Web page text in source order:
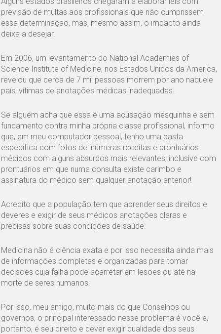
previsão de multas aos profissionais que não cumprissem
essa determinação, mas, mesmo assim, o impacto ainda
deixa a desejar.
Em 2006, um levantamento do National Academies of
Science Institute of Medicine, nos Estados Unidos da America,
revelou que cerca de 7 mil pessoas morrem por ano naquele
país, vítimas de anotações médicas inadequadas.
Se alguém acha que essa é uma acusação mesquinha e sem
fundamento contra minha própria classe profissional, informo
que, em meu computador pessoal, tenho uma pasta
específica com fotos de inúmeras receitas e prontuários
médicos com alguns absurdos mais relevantes, inclusive com
prontuários em que numa consulta existe carimbo e
assinatura do médico sem qualquer anotação anterior!
Acredito que a população tem que aprender seus direitos e
deveres e exigir de seus médicos anotações claras e
precisas sobre suas condições de saúde.
Medicina não é ciência exata e por isso necessita ainda mais
de informações completas e organizadas para tomar
decisões cuja falha pode acarretar em lesões ou até na
morte de seres humanos.
Por isso, meu amigo, muito mais do que Conselhos ou
governos, o principal interessado nesse problema é você e,
portanto, é seu direito e dever exigir qualidade dos seus